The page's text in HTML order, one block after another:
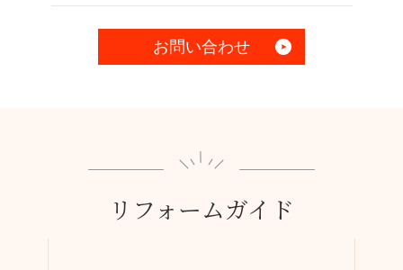
お問い合わせ
リフォームガイド